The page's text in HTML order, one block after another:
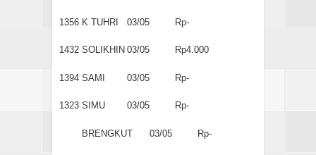
1356 K TUHRI 03/05 Rp-
1432 SOLIKHIN 03/05 Rp4.000
1394 SAMI 03/05 Rp-
1323 SIMU 03/05 Rp-
BRENGKUT 03/05 Rp-